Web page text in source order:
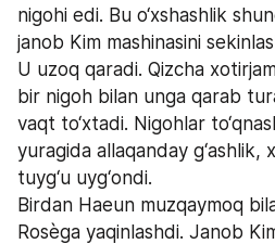
nigohi edi. Bu o‘xshashlik
janob Kim mashinasini
U uzoq qaradi. Qizcha
bir nigoh bilan unga qarab
vaqt to‘xtadi. Nigohlar
yuragida allaqanday g‘ashlik,
tuyg‘u uyg‘ondi.
Birdan Haeun muzqaymoq
Rosèga yaqinlashdi. Janob